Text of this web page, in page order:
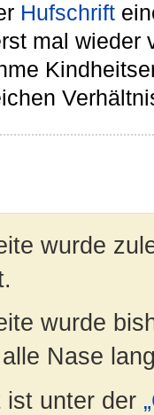
Hufschrift
mal wieder
wurde
wurde
Nase
ist unter der